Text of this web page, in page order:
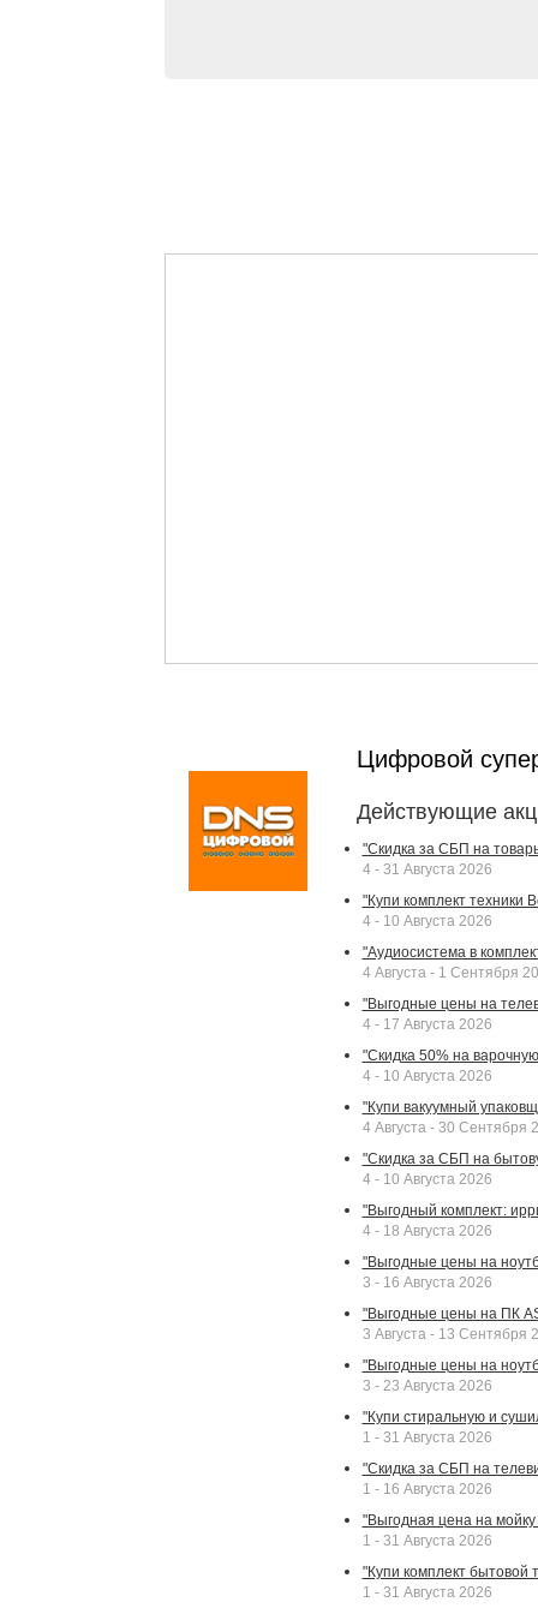
Цифровой
Действующие
"Скидка за СБП на
4 - 31 Августа 2026
"Купи комплект техники
4 - 10 Августа 2026
"Аудиосистема в
4 Августа - 1 Сентября
"Выгодные цены на
4 - 17 Августа 2026
"Скидка 50% на
4 - 10 Августа 2026
"Купи вакуумный
4 Августа - 30 Сентября
"Скидка за СБП на
4 - 10 Августа 2026
"Выгодный комплект:
4 - 18 Августа 2026
"Выгодные цены на
3 - 16 Августа 2026
"Выгодные цены на ПК
3 Августа - 13 Сентября
"Выгодные цены на
3 - 23 Августа 2026
"Купи стиральную и
1 - 31 Августа 2026
"Скидка за СБП на
1 - 16 Августа 2026
"Выгодная цена на
1 - 31 Августа 2026
"Купи комплект бытовой
1 - 31 Августа 2026